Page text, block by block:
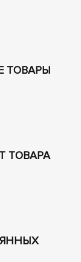
ТОВАРЫ
ТОВАРА